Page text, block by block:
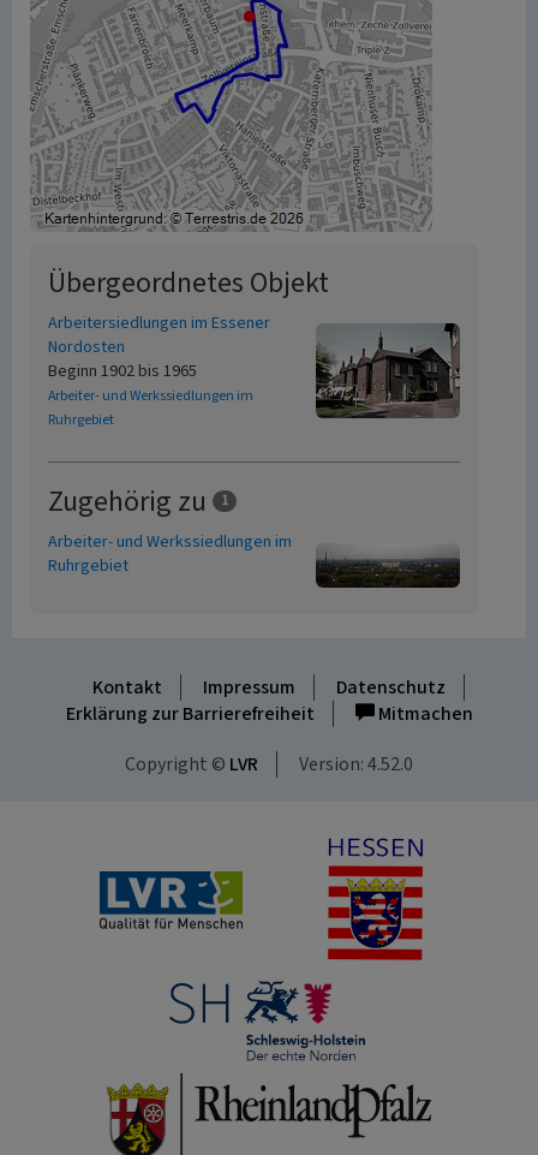
Übergeordnetes Objekt
Arbeitersiedlungen im Essener
Nordosten
Beginn 1902 bis 1965
Arbeiter- und Werkssiedlungen im
Ruhrgebiet
Zugehörig zu 1
Arbeiter- und Werkssiedlungen im
Ruhrgebiet
Kontakt Impressum
Datenschutz
Erklärung zur Barrierefreiheit
Mitmachen
Copyright © LVR Version: 4.52.0